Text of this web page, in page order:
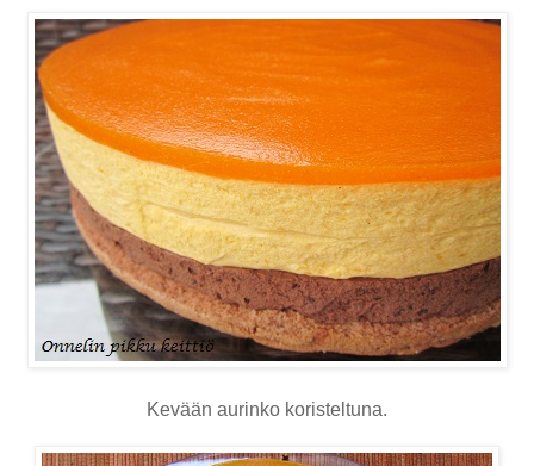
Kevään aurinko koristeltuna.